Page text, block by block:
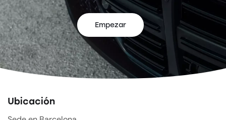
Empezar
Ubicación